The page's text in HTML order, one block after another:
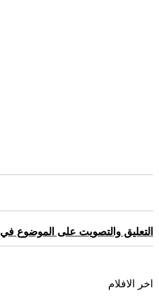
التعليق والتصويت على الموضوع
اخر الافلام